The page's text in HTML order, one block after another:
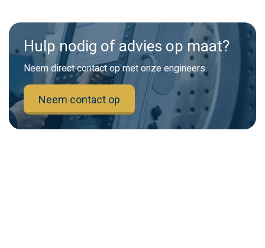
Hulp nodig of advies op maat?
Neem direct contact op met onze engineers.
Neem contact op